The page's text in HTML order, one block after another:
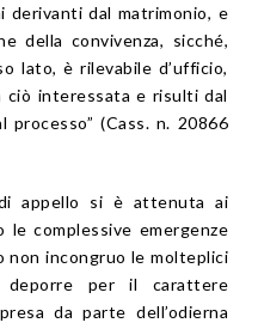
derivanti dal matrimonio, e
della convivenza, sicché,
lato, è rilevabile d’ufficio,
ciò interessata e risulti dal
(Cass. n. 20866
appello si è attenuta ai
le complessive emergenze
incongruo le molteplici
per il carattere
da parte dell’odierna